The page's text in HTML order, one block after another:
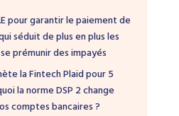
pour garantir le paiement de
séduit de plus en plus les
prémunir des impayés
la Fintech Plaid pour 5
la norme DSP 2 change
comptes bancaires ?